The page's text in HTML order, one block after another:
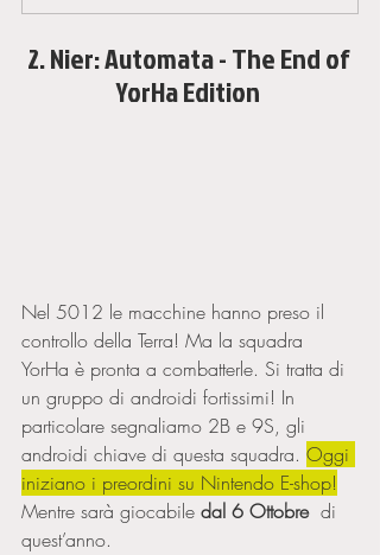
2. Nier: Automata - The End of
YorHa Edition
Nel 5012 le macchine hanno preso il
controllo della Terra! Ma la squadra
YorHa è pronta a combatterle. Si tratta di
un gruppo di androidi fortissimi! In
particolare segnaliamo 2B e 9S, gli
androidi chiave di questa squadra. Oggi
iniziano i preordini su Nintendo E-shop!
Mentre sarà giocabile dal 6 Ottobre
  di
quest’anno.